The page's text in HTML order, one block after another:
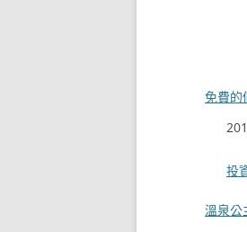
免費的
日
關
投
溫泉公